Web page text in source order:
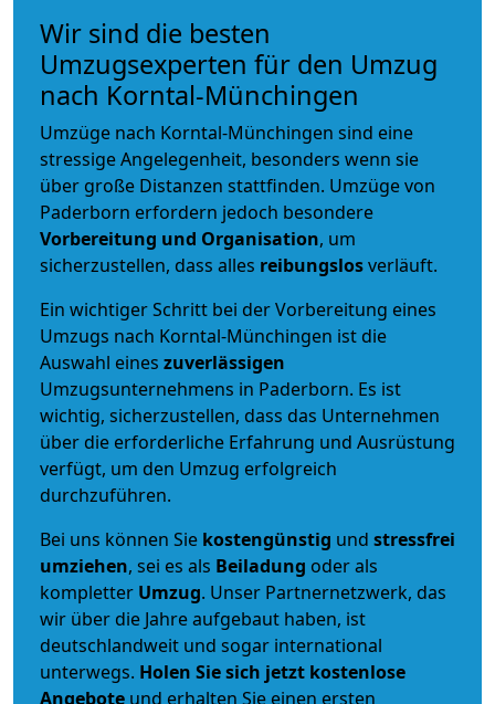
Wir sind die besten
Umzugsexperten für den Umzug
nach Korntal-Münchingen
Umzüge nach Korntal-Münchingen sind eine
stressige Angelegenheit, besonders wenn sie
über große Distanzen stattfinden. Umzüge von
Paderborn erfordern jedoch besondere
Vorbereitung und Organisation, um
sicherzustellen, dass alles reibungslosverläuft.
Ein wichtiger Schritt bei der Vorbereitung eines
Umzugs nach Korntal-Münchingen ist die
Auswahl eines zuverlässigen
Umzugsunternehmens in Paderborn. Es ist
wichtig, sicherzustellen, dass das Unternehmen
über die erforderliche Erfahrung und Ausrüstung
verfügt, um den Umzug erfolgreich
durchzuführen.
Bei uns können Sie kostengünstig und stressfrei
umziehen, sei es als Beiladung oder als
kompletter Umzug. Unser Partnernetzwerk, das
wir über die Jahre aufgebaut haben, ist
deutschlandweit und sogar international
unterwegs. Holen Sie sich jetzt kostenlose
Angebote und erhalten Sie einen ersten